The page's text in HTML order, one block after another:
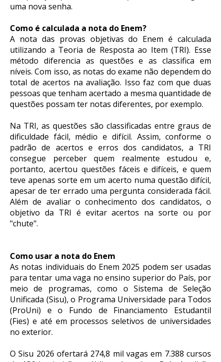
uma nova senha.
Como é calculada a nota do Enem?
A nota das provas objetivas do Enem é calculada
utilizando a Teoria de Resposta ao Item (TRI). Esse
método diferencia as questões e as classifica em
níveis. Com isso, as notas do exame não dependem do
total de acertos na avaliação. Isso faz com que duas
pessoas que tenham acertado a mesma quantidade de
questões possam ter notas diferentes, por exemplo.
Na TRI, as questões são classificadas entre graus de
dificuldade fácil, médio e difícil. Assim, conforme o
padrão de acertos e erros dos candidatos, a TRI
consegue perceber quem realmente estudou e,
portanto, acertou questões fáceis e difíceis, e quem
teve apenas sorte em um acerto numa questão difícil,
apesar de ter errado uma pergunta considerada fácil.
Além de avaliar o conhecimento dos candidatos, o
objetivo da TRI é evitar acertos na sorte ou por
"chute".
Como usar a nota do Enem
As notas individuais do Enem 2025 podem ser usadas
para tentar uma vaga no ensino superior do País, por
meio de programas, como o Sistema de Seleção
Unificada (Sisu), o Programa Universidade para Todos
(ProUni) e o Fundo de Financiamento Estudantil
(Fies) e até em processos seletivos de universidades
no exterior.
O Sisu 2026 ofertará 274,8 mil vagas em 7.388 cursos